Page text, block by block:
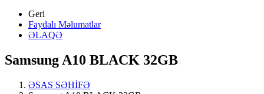
Geri
Faydalı Məlumatlar
ƏLAQƏ
Samsung A10 BLACK 32GB
ƏSAS SƏHİFƏ